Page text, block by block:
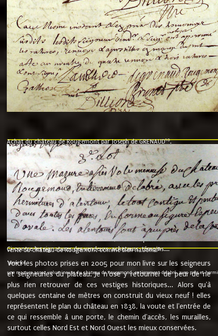
Achat du château de Rougemont par Joseph de GRENAUD10.
"l'an mil six cent soixante treze le ving neuvième jour du mois de
nommé fut présent Messire Claude Guillaume de Moyriat chevalier baron
vend, purement simplement et irrevocablement a monseigneur monsieur
et chavannes conseiller du roy au parlement de Bourgogne, present et
que le dit seigneur Baron de la Vellière a sur ses hommes, indivisables et
de la Velliere tout ainsi et comme le dit seigneur Baron et ses
présent......"
suivent les rentes, donation des terriers, etc... au prix de 880 livre louis
Ci contre les signatures des vendeurs, acheteurs, témoins....
vente du château de Rougemont comme bien national9.
"3ème lot
une mazure assez volumineuse du chateau de Rougemond, entierement delabré, avec près et
Voici les photos prises en 2005 pour mon livre sur les seigneurs
et seigneuries du plateau. Je n'ose y retourner de peur de ne
plus rien retrouver de ces vestiges historiques... Alors qu'à
quelques centaine de mètres on construit du vieux neuf ! elles
représentent le plan du château en 1838, la voute et l'entrée de
ce qui ressemble à une porte, le chemin d'accès, les murailles,
surtout celles Nord Est et Nord Ouest les mieux conservées.